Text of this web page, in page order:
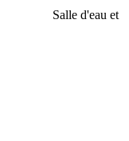
Salle d'eau et